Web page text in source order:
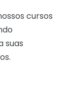
cursos
suas